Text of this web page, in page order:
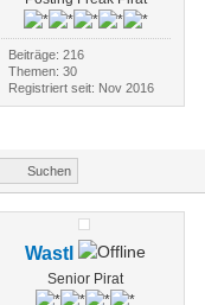
Beiträge: 216
Themen: 30
Registriert seit: Nov 2016
Suchen
Wastl
Senior Pirat